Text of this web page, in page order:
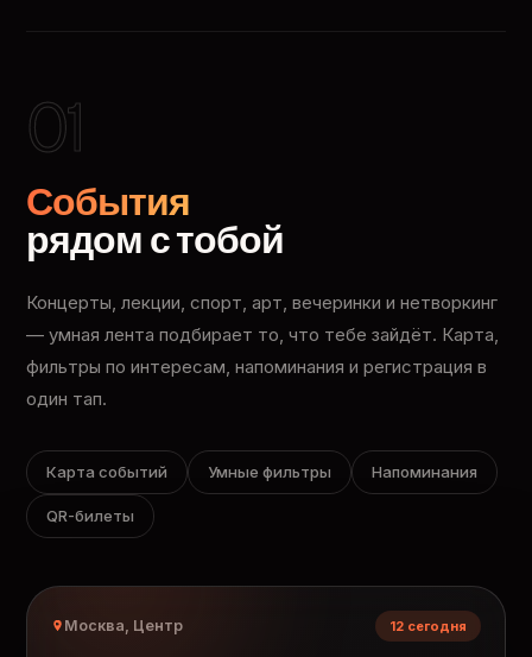
01
События
рядом с тобой
Концерты, лекции, спорт, арт, вечеринки и нетворкинг
— умная лента подбирает то, что тебе зайдёт. Карта,
фильтры по интересам, напоминания и регистрация в
один тап.
Карта событий Умные фильтры Напоминания
QR-билеты
Москва, Центр 12 сегодня